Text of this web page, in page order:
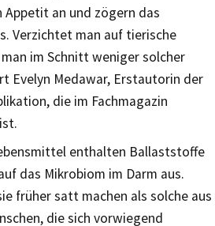
Appetit an und zögern das
Verzichtet man auf tierische
im Schnitt weniger solcher
Evelyn Medawar, Erstautorin der
die im Fachmagazin
enthalten Ballaststoffe
das Mikrobiom im Darm aus.
früher satt machen als solche aus
die sich vorwiegend